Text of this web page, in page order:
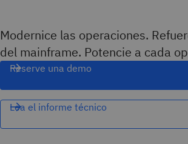
Modernice las operaciones.
del mainframe. Potencie a cada
Reserve una demo
Lea el informe técnico